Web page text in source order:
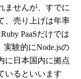
ませんが、すでに
、売り上げは年率
PaaSだけでは
実験的にNode.jsの
に日本国内に拠点
いるといいます